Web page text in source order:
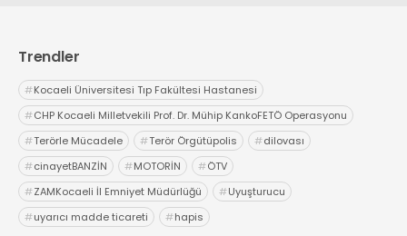
Trendler
#Kocaeli Üniversitesi Tıp Fakültesi Hastanesi
#CHP Kocaeli Milletvekili Prof. Dr. Mühip KankoFETÖ Operasyonu
#Terörle Mücadele #Terör Örgütüpolis #dilovası
#cinayetBANZİN #MOTORİN #ÖTV
#ZAMKocaeli İl Emniyet Müdürlüğü #Uyuşturucu
#uyarıcı madde ticareti #hapis